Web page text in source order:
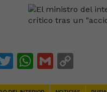
Facebook
Twitter
WhatsApp
Gmail